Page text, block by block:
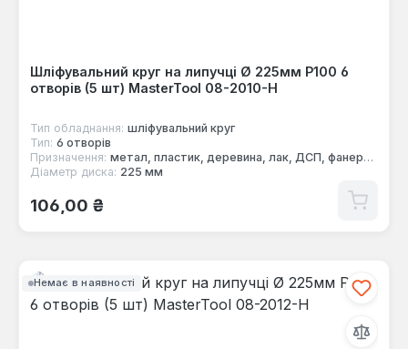
Шліфувальний круг на липучці Ø 225мм P100 6
отворів (5 шт) MasterTool 08-2010-H
Тип обладнання: шліфувальний круг
Тип: 6 отворів
Призначення: метал, пластик, деревина, лак, ДСП, фанера, фарба
Діаметр диска: 225 мм
Звичайна ціна:
106,00 ₴
Немає в наявності